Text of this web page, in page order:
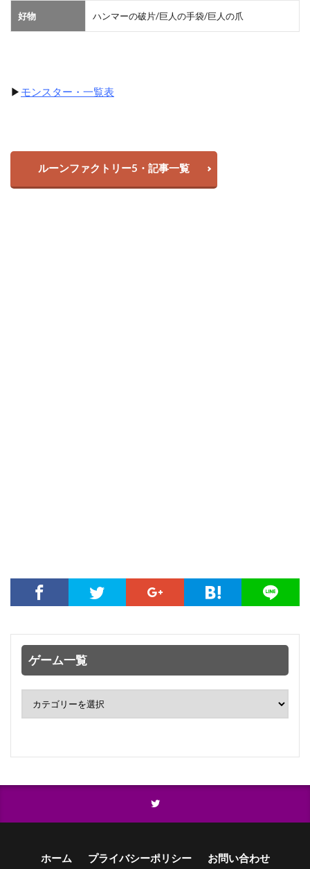
好物 ハンマーの破片/巨人の手袋/巨人の爪
▶ モンスター・一覧表
ルーンファクトリー5・記事一覧
ゲーム一覧
ホーム プライバシーポリシー お問い合わせ